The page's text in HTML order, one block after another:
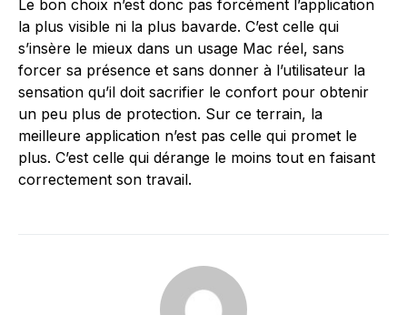
Le bon choix n’est donc pas forcément l’application
la plus visible ni la plus bavarde. C’est celle qui
s’insère le mieux dans un usage Mac réel, sans
forcer sa présence et sans donner à l’utilisateur la
sensation qu’il doit sacrifier le confort pour obtenir
un peu plus de protection. Sur ce terrain, la
meilleure application n’est pas celle qui promet le
plus. C’est celle qui dérange le moins tout en faisant
correctement son travail.